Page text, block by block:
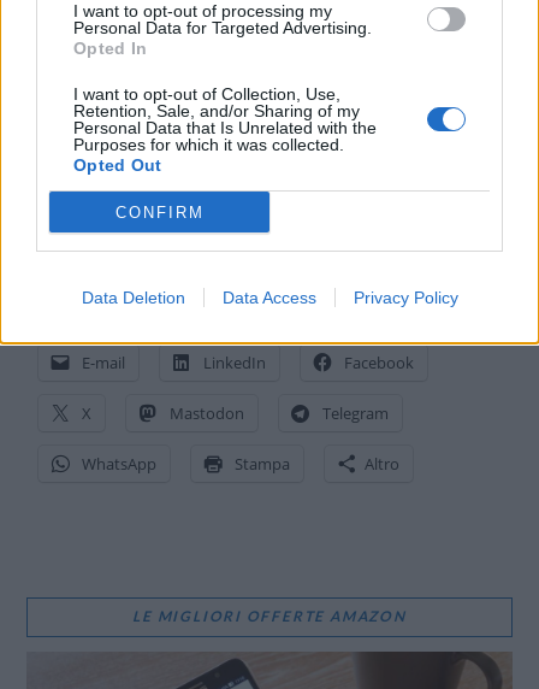
I want to opt-out of processing my
Personal Data for Targeted Advertising.
Opted In
I want to opt-out of Collection, Use,
Retention, Sale, and/or Sharing of my
Personal Data that Is Unrelated with the
Purposes for which it was collected.
Opted Out
CONFIRM
Data Deletion Data Access Privacy Policy
contabile digitale: i partner coinvolti in una transazione
memorizzano i dati delle transazioni in una Blockchain, che
partner nel rispetto della riservatezza. I dati non possono essere
modificati con effetto retroattivo. Il controllo reciproco e
l’impossibilità di modifica dei dati creano tracciabilità e fiducia.
Poiché tutti i partner accedono in tempo reale agli stessi dati, le
Blockchain semplificano la collaborazione e consentono una
maggiore automazione dei processi amministrativi.
E-mail LinkedIn Facebook
X Mastodon Telegram
WhatsApp Stampa Altro
LE MIGLIORI OFFERTE AMAZON